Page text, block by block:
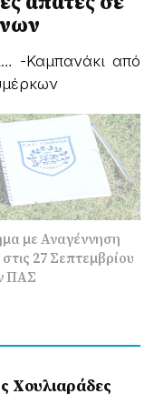
-Καμπανάκι από
με Αναγέννηση
27 Σεπτεμβρίου
ΠΑΣ
Χουλιαράδες